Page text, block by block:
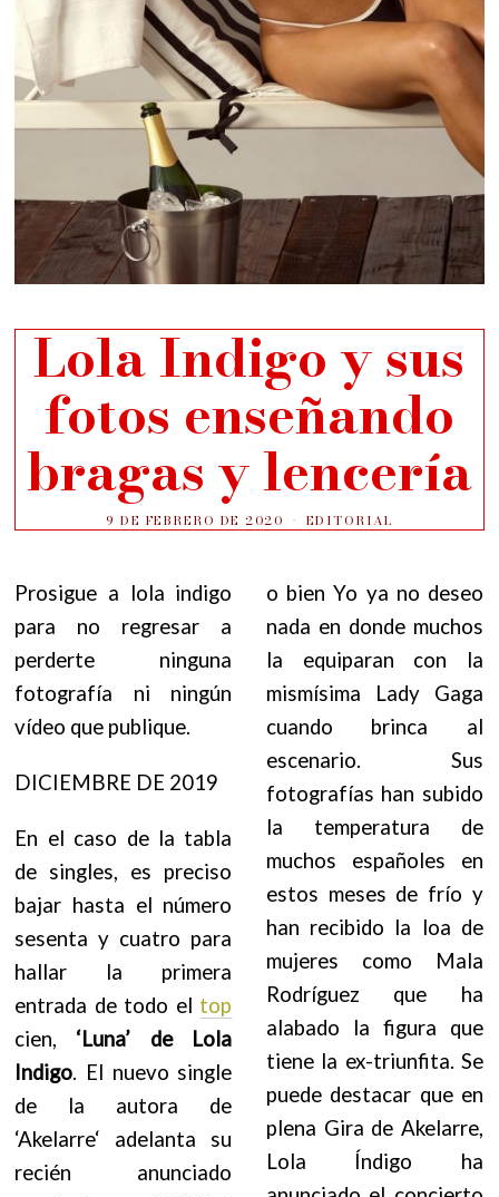
Lola Indigo y sus
fotos enseñando
bragas y lencería
9 DE FEBRERO DE 2020 EDITORIAL
Prosigue a lola indigo
para no regresar a
perderte ninguna
fotografía ni ningún
vídeo que publique.
DICIEMBRE DE 2019
En el caso de la tabla
de singles, es preciso
bajar hasta el número
sesenta y cuatro para
hallar la primera
entrada de todo el top
cien, ‘Luna’ de Lola
Indigo. El nuevo single
de la autora de
‘Akelarre‘ adelanta su
recién anunciado
o bien Yo ya no deseo
nada en donde muchos
la equiparan con la
mismísima Lady Gaga
cuando brinca al
escenario. Sus
fotografías han subido
la temperatura de
muchos españoles en
estos meses de frío y
han recibido la loa de
mujeres como Mala
Rodríguez que ha
alabado la figura que
tiene la ex-triunfita. Se
puede destacar que en
plena Gira de Akelarre,
Lola Índigo ha